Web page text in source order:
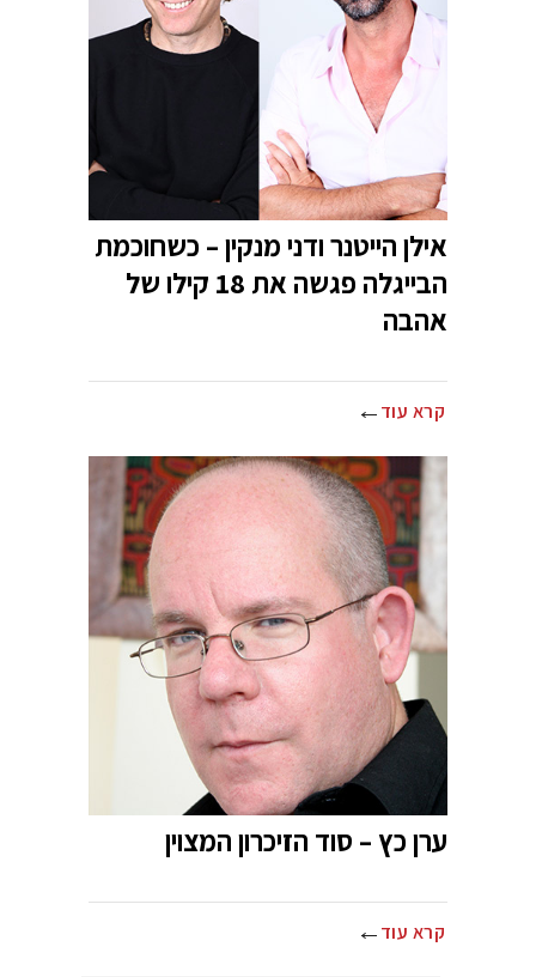
אילן הייטנר ודני מנקין – כשחוכמת
הבייגלה פגשה את 18 קילו של
אהבה
קרא עוד
ערן כץ – סוד הזיכרון המצוין
קרא עוד